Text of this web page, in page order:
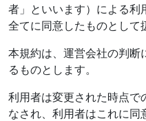
者」といいます）による利
全てに同意したものとして
本規約は、運営会社の判断
るものとします。
利用者は変更された時点で
なされ、利用者はこれに同